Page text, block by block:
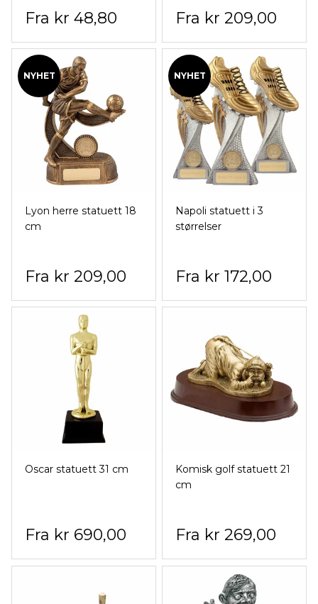
kr 48,80 kr 209,00
NYHET
Lyon herre statuett 18
cm
kr 209,00
NYHET
Napoli statuett i 3
størrelser
kr 172,00
Oscar statuett 31 cm
kr 690,00
Komisk golf statuett 21
cm
kr 269,00